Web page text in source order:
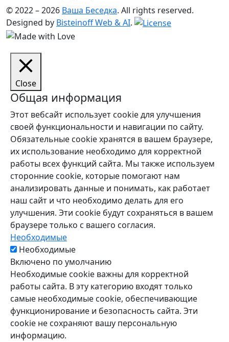
© 2022 – 2026 Ваша Беседка. All rights reserved.
Designed by Bisteinoff Web & AI.
Close
Общая информация
Этот вебсайт использует cookie для улучшения
своей функциональности и навигации по сайту.
Обязательные cookie хранятся в вашем браузере,
их использование необходимо для корректной
работы всех функций сайта. Мы также используем
сторонние cookie, которые помогают нам
анализировать данные и понимать, как работает
наш сайт и что необходимо делать для его
улучшения. Эти cookie будут сохраняться в вашем
браузере только с вашего согласия.
Необходимые
Необходимые
Включено по умолчанию
Необходимые cookie важны для корректной
работы сайта. В эту категорию входят только
самые необходимые cookie, обеспечивающие
функционирование и безопасность сайта. Эти
cookie не сохраняют вашу персональную
информацию.